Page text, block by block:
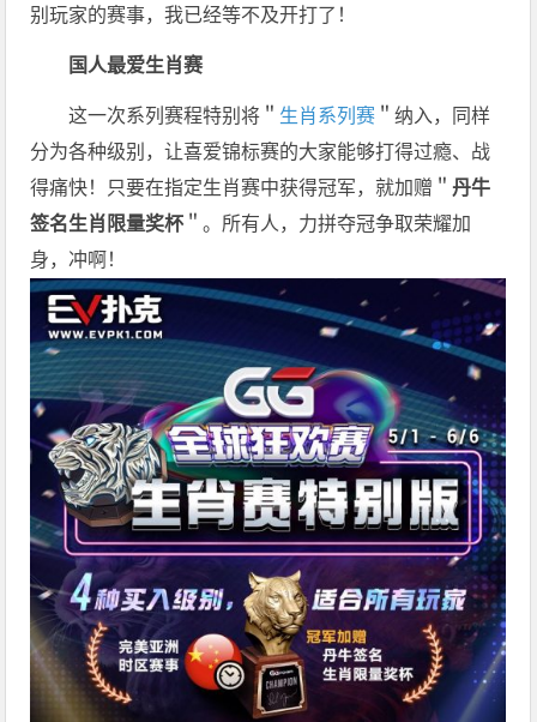
别玩家的赛事，我已经等不及开打了！
国人最爱生肖赛
这一次系列赛程特别将＂ 生肖系列赛 ＂纳入，同样
分为各种级别，让喜爱锦标赛的大家能够打得过瘾、战
得痛快！只要在指定生肖赛中获得冠军，就加赠＂丹牛
签名生肖限量奖杯 ＂。所有人，力拼夺冠争取荣耀加
身，冲啊！